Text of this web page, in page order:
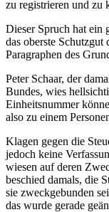
zu registrieren und zu
Dieser Spruch hat ein
das oberste Schutzgut
Paragraphen des
Peter Schaar, der
Bundes, wies
Einheitsnummer
also zu einem
Klagen gegen die
jedoch keine
wiesen auf deren
beschied damals, die
sie zweckgebunden
das wurde gerade